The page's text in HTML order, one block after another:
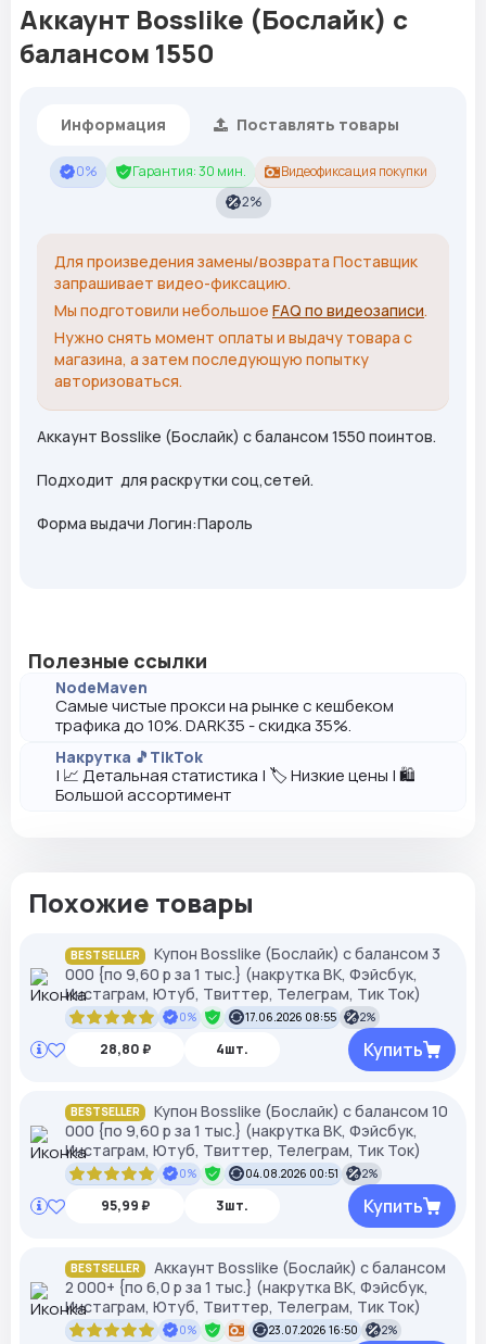
Аккаунт Bosslike (Бослайк) с
балансом 1550
Информация Поставлять товары
0% Гарантия: 30 мин.
Видеофиксация покупки
2%
Для произведения замены/возврата Поставщик
запрашивает видео-фиксацию.
Мы подготовили небольшое FAQ по видеозаписи.
Нужно снять момент оплаты и выдачу товара с
магазина, а затем последующую попытку
авторизоваться.
Аккаунт Bosslike (Бослайк) с балансом 1550 поинтов.
Подходит для раскрутки соц,сетей.
Форма выдачи Логин:Пароль
Полезные ссылки
NodeMaven
Самые чистые прокси на рынке с кешбеком
трафика до 10%. DARK35 - скидка 35%.
Накрутка 🎵TikTok
| 📈 Детальная статистика | 🏷️ Низкие цены | 🛍️
Большой ассортимент
Похожие товары
BESTSELLER
Купон Bosslike (Бослайк) с балансом 3
000 {по 9,60 р за 1 тыс.} (накрутка ВК, Фэйсбук,
Инстаграм, Ютуб, Твиттер, Телеграм, Тик Ток)
0% 17.06.2026 08:55 2%
28,80 ₽ 4шт. Купить
BESTSELLER
Купон Bosslike (Бослайк) с балансом 10
000 {по 9,60 р за 1 тыс.} (накрутка ВК, Фэйсбук,
Инстаграм, Ютуб, Твиттер, Телеграм, Тик Ток)
0% 04.08.2026 00:51 2%
95,99 ₽ 3шт. Купить
BESTSELLER
Аккаунт Bosslike (Бослайк) с балансом
2 000+ {по 6,0 р за 1 тыс.} (накрутка ВК, Фэйсбук,
Инстаграм, Ютуб, Твиттер, Телеграм, Тик Ток)
0% 23.07.2026 16:50 2%